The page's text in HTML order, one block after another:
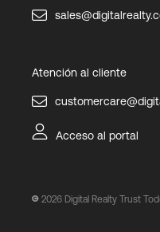
Atención al cliente
Acceso al portal
2026 Digital Realty Trust